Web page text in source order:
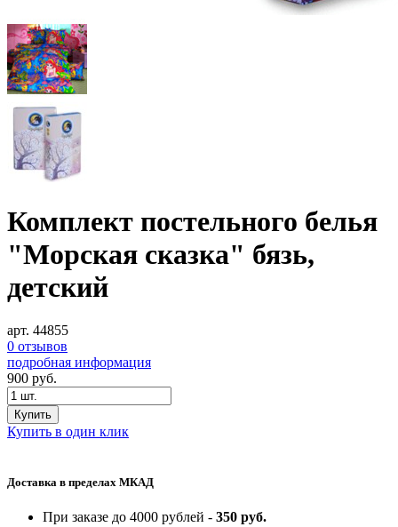
Комплект постельного белья
"Морская сказка" бязь,
детский
арт. 44855
0 отзывов
подробная информация
900 руб.
Купить
Купить в один клик
Доставка в пределах МКАД
При заказе до 4000 рублей - 350 руб.